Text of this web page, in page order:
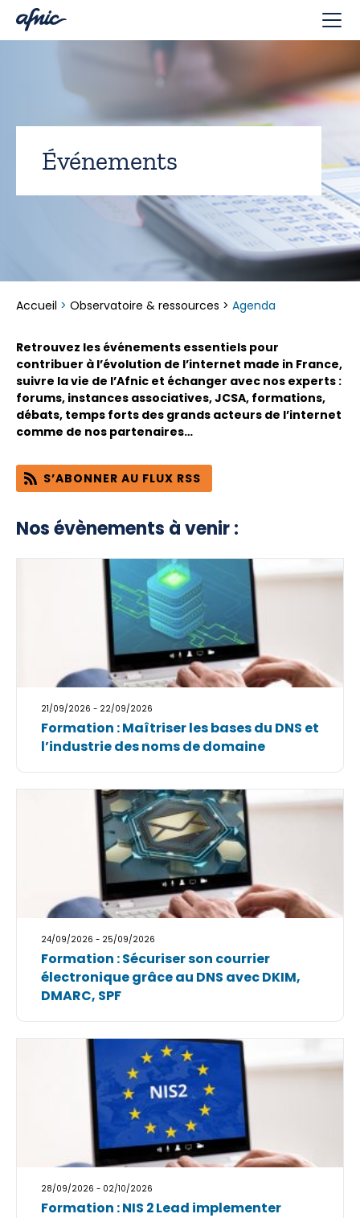
Événements
Accueil > Observatoire & ressources > Agenda
Retrouvez les événements essentiels pour
contribuer à l’évolution de l’internet made in France,
suivre la vie de l’Afnic et échanger avec nos experts :
forums, instances associatives, JCSA, formations,
débats, temps forts des grands acteurs de l’internet
comme de nos partenaires…
S’ABONNER AU FLUX RSS
Nos évènements à venir :
21/09/2026 - 22/09/2026
Formation : Maîtriser les bases du DNS et
l’industrie des noms de domaine
24/09/2026 - 25/09/2026
Formation : Sécuriser son courrier
électronique grâce au DNS avec DKIM,
DMARC, SPF
28/09/2026 - 02/10/2026
Formation : NIS 2 Lead implementer
Panneau de gestion des cookies